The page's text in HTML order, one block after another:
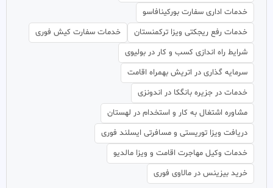
خدمات اداری سفارت بورکینافاسو
خدمات رفع ریجکتی ویزا ترکمنستان
خدمات سفارت کیش فوری
شرایط راه اندازی کسب و کار در بولیوی
سرمایه گذاری در اتریش بهمراه اقامت
خدمات در جزیره بانگکا در اندونزی
مشاوره اشتغال به کار و استخدام در لهستان
دریافت ویزا توریستی و مسافرتی ایسلند فوری
خدمات وکیل مهاجرت اقامت و ویزا مالدیو
خرید بیزینس در مالاوی فوری